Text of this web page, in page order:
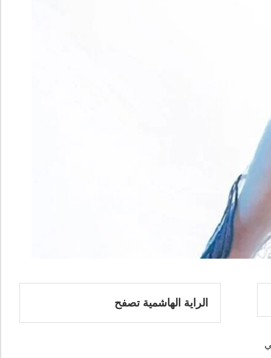
الراية الهاشمية تصفح